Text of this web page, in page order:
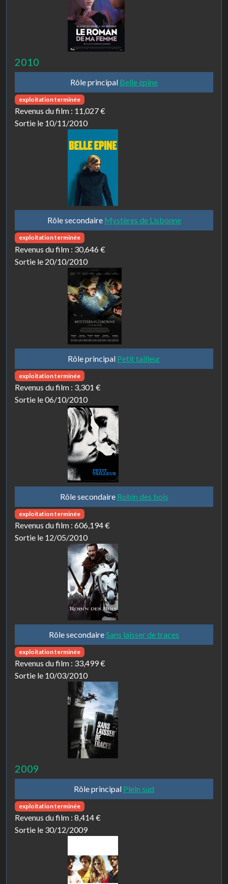
2010
Rôle principal Belle épine
exploitation terminée
Revenus du film : 11,027 €
Sortie le 10/11/2010
Rôle secondaire Mystères de Lisbonne
exploitation terminée
Revenus du film : 30,646 €
Sortie le 20/10/2010
Rôle principal Petit tailleur
exploitation terminée
Revenus du film : 3,301 €
Sortie le 06/10/2010
Rôle secondaire Robin des bois
exploitation terminée
Revenus du film : 606,194 €
Sortie le 12/05/2010
Rôle secondaireSans laisser de traces
exploitation terminée
Revenus du film : 33,499 €
Sortie le 10/03/2010
2009
Rôle principal Plein sud
exploitation terminée
Revenus du film : 8,414 €
Sortie le 30/12/2009